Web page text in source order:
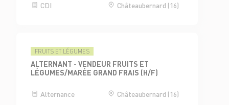
CDI Châteaubernard (16)
FRUITS ET LÉGUMES
ALTERNANT - VENDEUR FRUITS ET
LÉGUMES/MARÉE GRAND FRAIS (H/F)
Alternance Châteaubernard (16)